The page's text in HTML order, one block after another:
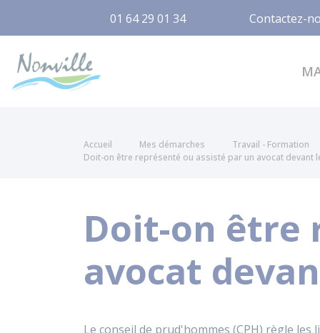
01 64 29 01 34 Contactez-
Accueil Mes démarches Travail - Formation
Doit-on être représenté ou assisté par un avocat devant
Doit-on être
avocat
Le conseil de prud'hommes (CPH) règle